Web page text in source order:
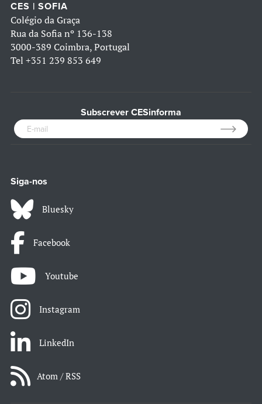
CES | SOFIA
Colégio da Graça
Rua da Sofia nº 136-138
3000-389 Coimbra, Portugal
Tel +351 239 853 649
Subscrever CESinforma
Siga-nos
Bluesky
Facebook
Youtube
Instagram
LinkedIn
Atom / RSS